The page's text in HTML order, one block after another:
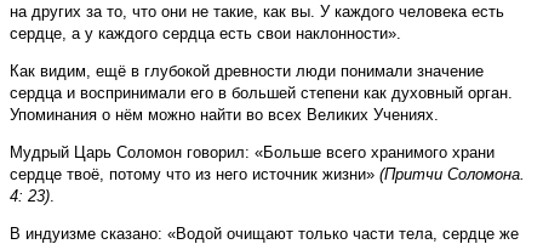
на других за то, что они не такие, как вы. У каждого человека есть
сердце, а у каждого сердца есть свои наклонности».
Как видим, ещё в глубокой древности люди понимали значение
сердца и воспринимали его в большей степени как духовный орган.
Упоминания о нём можно найти во всех Великих Учениях.
Мудрый Царь Соломон говорил: «Больше всего хранимого храни
сердце твоё, потому что из него источник жизни» (Притчи Соломона.
4: 23)
В индуизме сказано: «Водой очищают только части тела, сердце же